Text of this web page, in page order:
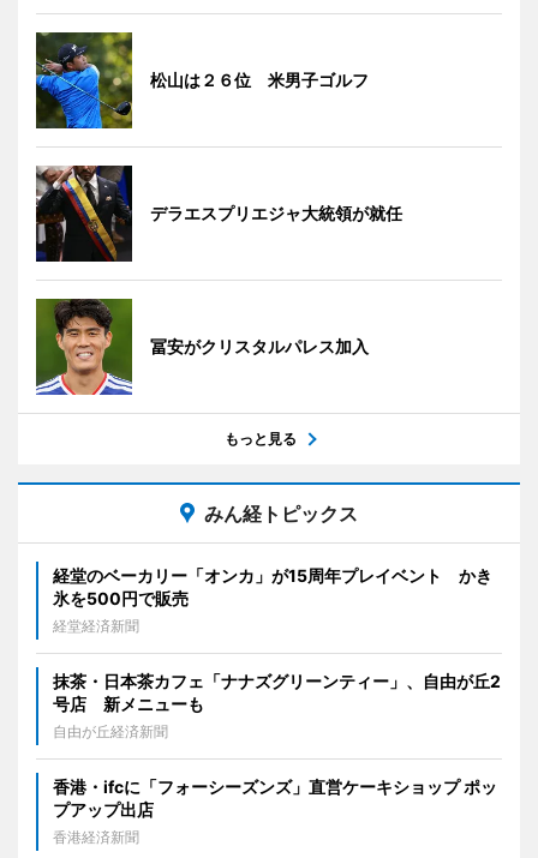
松山は２６位 米男子ゴルフ
デラエスプリエジャ大統領が就任
冨安がクリスタルパレス加入
もっと見る
みん経トピックス
経堂のベーカリー「オンカ」が15周年プレイベント かき
氷を500円で販売
経堂経済新聞
抹茶・日本茶カフェ「ナナズグリーンティー」、自由が丘2
号店 新メニューも
自由が丘経済新聞
香港・ifcに「フォーシーズンズ」直営ケーキショップ ポッ
プアップ出店
香港経済新聞